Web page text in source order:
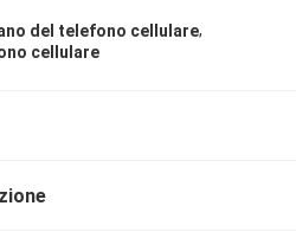
del telefono cellulare,
cellulare